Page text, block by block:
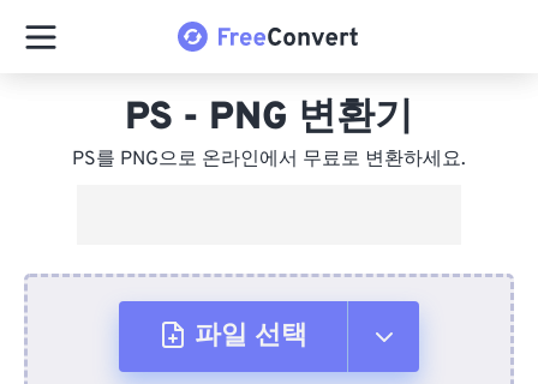
PS - PNG 변환기
PS를 PNG으로 온라인에서 무료로 변환하세요.
파일 선택